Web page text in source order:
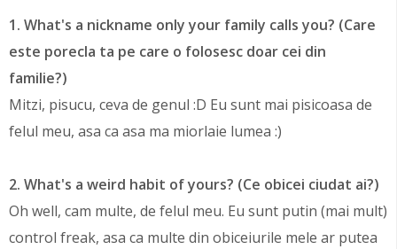
1. What's a nickname only your family calls you? (Care
este porecla ta pe care o folosesc doar cei din
familie?)
Mitzi, pisucu, ceva de genul :D Eu sunt mai pisicoasa de
felul meu, asa ca asa ma miorlaie lumea :)
2. What's a weird habit of yours? (Ce obicei ciudat ai?)
Oh well, cam multe, de felul meu. Eu sunt putin (mai mult)
control freak, asa ca multe din obiceiurile mele ar putea